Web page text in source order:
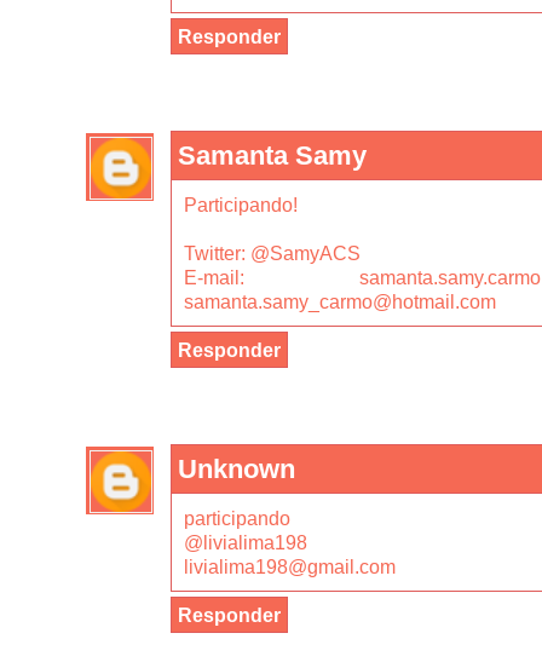
Responder
Samanta Samy
Participando!
Twitter: @SamyACS
E-mail:
samanta.samy_carmo@hotmail.com
Responder
Unknown
participando
@livialima198
livialima198@gmail.com
Responder